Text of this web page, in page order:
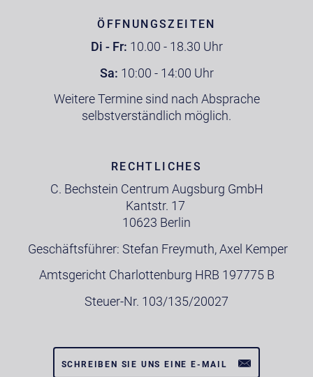
ÖFFNUNGSZEITEN
Di - Fr: 10.00 - 18.30 Uhr
Sa: 10:00 - 14:00 Uhr
Weitere Termine sind nach Absprache
selbstverständlich möglich.
RECHTLICHES
C. Bechstein Centrum Augsburg GmbH
Kantstr. 17
10623 Berlin
Geschäftsführer: Stefan Freymuth, Axel Kemper
Amtsgericht Charlottenburg HRB 197775 B
Steuer-Nr. 103/135/20027
SCHREIBEN SIE UNS EINE E-MAIL